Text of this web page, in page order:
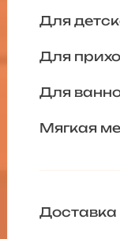
Для
Для
Для
Мягкая
Доставка